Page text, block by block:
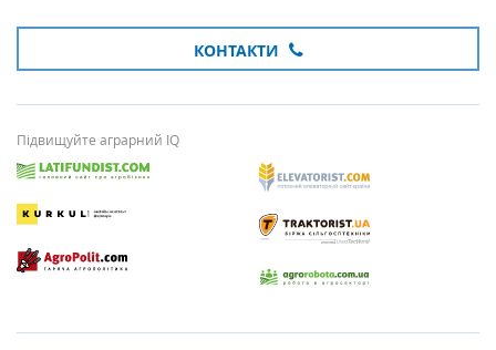
КОНТАКТИ
Підвищуйте аграрний IQ